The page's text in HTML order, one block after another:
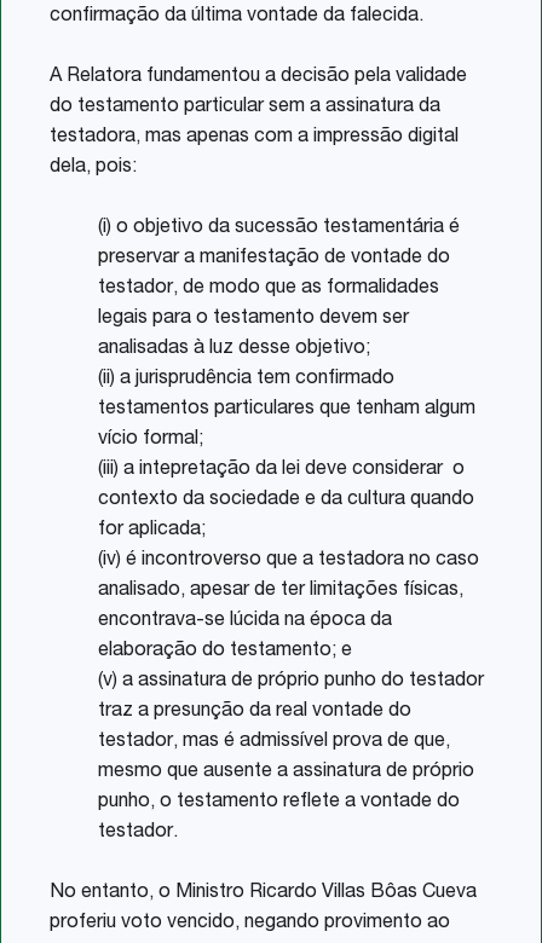
confirmação da última vontade da falecida.
A Relatora fundamentou a decisão pela validade
do testamento particular sem a assinatura da
testadora, mas apenas com a impressão digital
dela, pois:
(i) o objetivo da sucessão testamentária é
preservar a manifestação de vontade do
testador, de modo que as formalidades
legais para o testamento devem ser
analisadas à luz desse objetivo;
(ii) a jurisprudência tem confirmado
testamentos particulares que tenham algum
vício formal;
(iii) a intepretação da lei deve considerar o
contexto da sociedade e da cultura quando
for aplicada;
(iv) é incontroverso que a testadora no caso
analisado, apesar de ter limitações físicas,
encontrava-se lúcida na época da
elaboração do testamento; e
(v) a assinatura de próprio punho do testador
traz a presunção da real vontade do
testador, mas é admissível prova de que,
mesmo que ausente a assinatura de próprio
punho, o testamento reflete a vontade do
testador.
No entanto, o Ministro Ricardo Villas Bôas Cueva
proferiu voto vencido, negando provimento ao